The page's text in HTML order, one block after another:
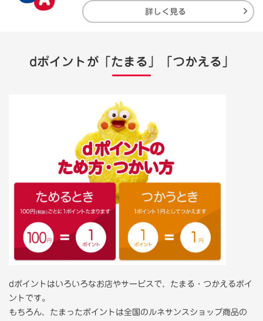
詳しく見る
dポイントが「たまる」「つかえる」
dポイントはいろいろなお店やサービスで、たまる・つかえるポイ
ントです。
もちろん、たまったポイントは全国のルネサンスショップ商品の